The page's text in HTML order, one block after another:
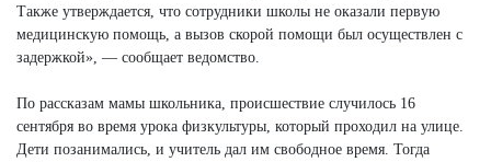
Также утверждается, что сотрудники школы не оказали первую
медицинскую помощь, а вызов скорой помощи был осуществлен с
задержкой», — сообщает ведомство.
По рассказам мамы школьника, происшествие случилось 16
сентября во время урока физкультуры, который проходил на улице.
Дети позанимались, и учитель дал им свободное время. Тогда